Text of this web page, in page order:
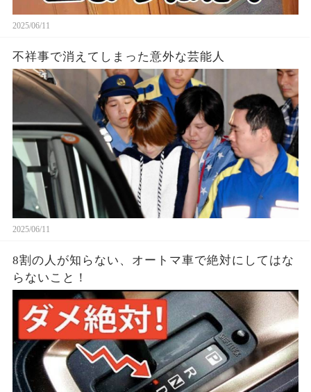
2025/06/11
不祥事で消えてしまった意外な芸能人
2025/06/11
8割の人が知らない、オートマ車で絶対にしてはな
らないこと！